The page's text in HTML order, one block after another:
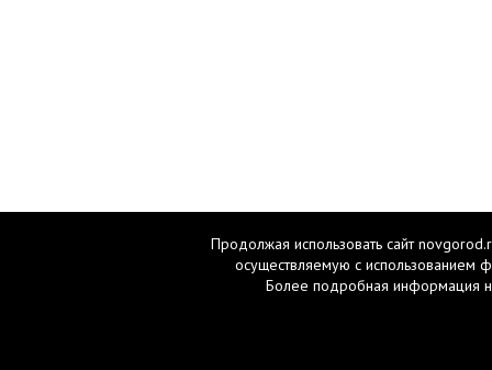
Продолжая использовать сайт
осуществляемую с использованием
Более подробная информация